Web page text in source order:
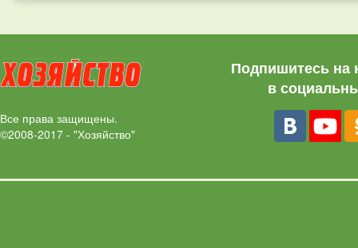
Все права защищены.
©2008-2017 - "Хозяйство"
Подпишитесь на
в